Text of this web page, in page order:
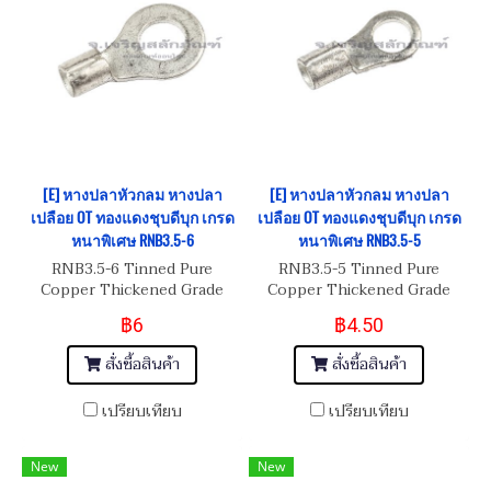
[E] หางปลาหัวกลม หางปลา
เปลือย OT ทองแดงชุบดีบุก เกรด
หนาพิเศษ RNB3.5-6
RNB3.5-6 Tinned Pure
Copper Thickened Grade
฿6
สั่งซื้อสินค้า
เปรียบเทียบ
[E] หางปลาหัวกลม หางปลา
เปลือย OT ทองแดงชุบดีบุก เกรด
หนาพิเศษ RNB3.5-5
RNB3.5-5 Tinned Pure
Copper Thickened Grade
฿4.50
สั่งซื้อสินค้า
เปรียบเทียบ
New New